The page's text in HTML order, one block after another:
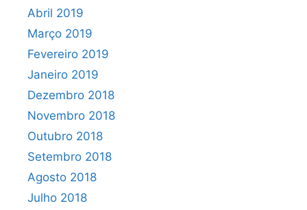
Abril 2019
Março 2019
Fevereiro 2019
Janeiro 2019
Dezembro 2018
Novembro 2018
Outubro 2018
Setembro 2018
Agosto 2018
Julho 2018